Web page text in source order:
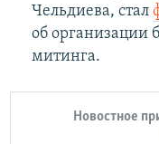
Чельдиева, стал
об организации
митинга.
Новостное